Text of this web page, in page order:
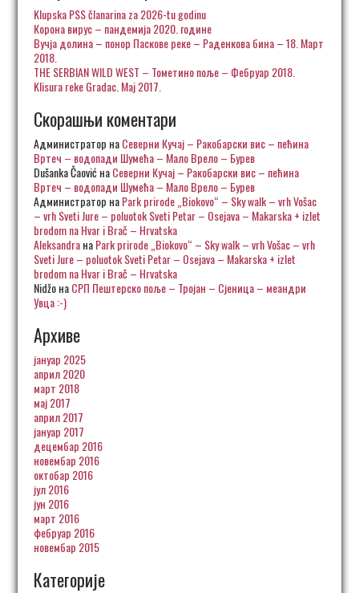
Klupska PSS članarina za 2026-tu godinu
Корона вирус – пандемија 2020. године
Вучја долина – понор Паскове реке – Раденкова бина – 18. Март
2018.
THE SERBIAN WILD WEST – Тометино поље – Фебруар 2018.
Klisura reke Gradac. Maj 2017.
Скорашњи коментари
Администратор наСеверни Кучај – Ракобарски вис – пећина
Вртеч – водопади Шумећа – Мало Врело – Бурев
Dušanka ČaovićнаСеверни Кучај – Ракобарски вис – пећина
Вртеч – водопади Шумећа – Мало Врело – Бурев
Администратор наPark prirode „Biokovo“ – Sky walk – vrh Vošac
– vrh Sveti Jure – poluotok Sveti Petar – Osejava – Makarska + izlet
brodom na Hvar i Brač – Hrvatska
AleksandraнаPark prirode „Biokovo“ – Sky walk – vrh Vošac – vrh
Sveti Jure – poluotok Sveti Petar – Osejava – Makarska + izlet
brodom na Hvar i Brač – Hrvatska
NidžoнаСРП Пештерско поље – Тројан – Сјеница – меандри
Увца :-)
Архиве
јануар 2025
април 2020
март 2018
мај 2017
април 2017
јануар 2017
децембар 2016
новембар 2016
октобар 2016
јул 2016
јун 2016
март 2016
фебруар 2016
новембар 2015
Категорије